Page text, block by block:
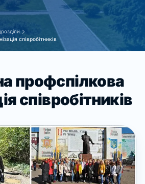
співробітників
профспілкова
співробітників